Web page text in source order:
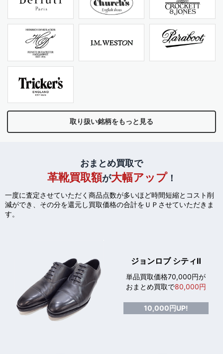
取り扱い銘柄をもっと見る
おまとめ買取で
革靴買取額が大幅アップ！
一度に査定させていただく商品点数が多いほど時間短縮とコスト削
減ができ、 その分を還元し買取価格の合計をＵＰさせていただきま
す。
ジョンロブ シティⅡ
単品買取価格70,000円が
おまとめ買取で80,000円
10,000円UP!